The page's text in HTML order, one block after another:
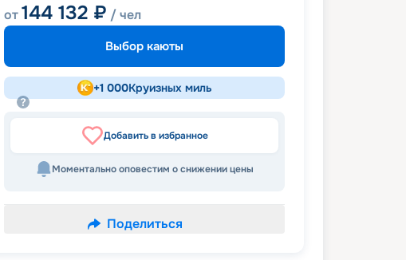
от144 132 ₽ / чел
Выбор каюты
+1 000Круизных миль
Добавить в избранное
Моментально оповестим о снижении цены
Поделиться